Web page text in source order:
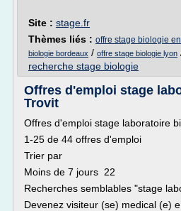
Site : stage.fr
Thèmes liés : offre stage biologie
biologie bordeaux / offre stage biologie lyon
recherche stage biologie
Offres d'emploi stage
Trovit
Offres d'emploi stage laboratoire
1-25 de 44 offres d'emploi
Trier par
Moins de 7 jours 22
Recherches semblables "stage
Devenez visiteur (se) medical (e)